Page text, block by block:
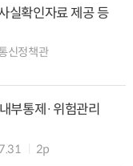
실확인자료 제공 등
신정책관
부통제·위험관리
2p